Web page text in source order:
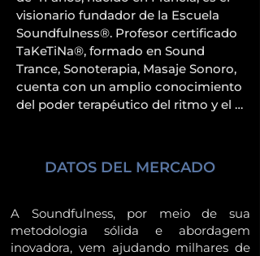
visionario fundador de la Escuela
Soundfulness®. Profesor certificado
TaKeTiNa®, formado en Sound
Trance, Sonoterapia, Masaje Sonoro,
cuenta con un amplio conocimiento
del poder terapéutico del ritmo y el
Viviendo para inspirar a las personas,
como profesor de Sanación con
estudiantes de forma presencial.
Desde 2010 ha desarrollado diversos
formatos de experiencias sonoras,
DATOS DEL MERCADO
A Soundfulness, por meio de sua
metodologia sólida e abordagem
inovadora, vem ajudando milhares de